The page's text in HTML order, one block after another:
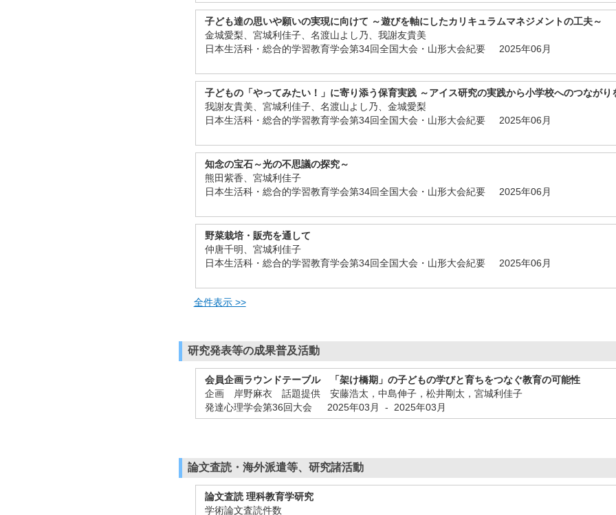
子ども達の思いや願いの実現に向けて ～遊びを軸にしたカリキュラムマネジメントの工夫～
金城愛梨、宮城利佳子、名渡山よし乃、我謝友貴美
日本生活科・総合的学習教育学会第34回全国大会・山形大会紀要 2025年06月
子どもの「やってみたい！」に寄り添う保育実践 ～アイス研究の実践から小学校へのつながり
我謝友貴美、宮城利佳子、名渡山よし乃、金城愛梨
日本生活科・総合的学習教育学会第34回全国大会・山形大会紀要 2025年06月
知念の宝石～光の不思議の探究～
熊田紫香、宮城利佳子
日本生活科・総合的学習教育学会第34回全国大会・山形大会紀要 2025年06月
野菜栽培・販売を通して
仲唐千明、宮城利佳子
日本生活科・総合的学習教育学会第34回全国大会・山形大会紀要 2025年06月
全件表示 >>
研究発表等の成果普及活動
会員企画ラウンドテーブル 「架け橋期」の子どもの学びと育ちをつなぐ教育の可能性
企画 岸野麻衣 話題提供 安藤浩太，中島伸子，松井剛太，宮城利佳子
発達心理学会第36回大会 2025年03月 - 2025年03月
論文査読・海外派遣等、研究諸活動
論文査読 理科教育学研究
学術論文査読件数